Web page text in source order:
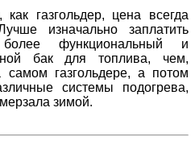
газгольдер, цена всегда
изначально заплатить
функциональный и
бак для топлива, чем,
самом газгольдере, а потом
системы подогрева,
зимой.